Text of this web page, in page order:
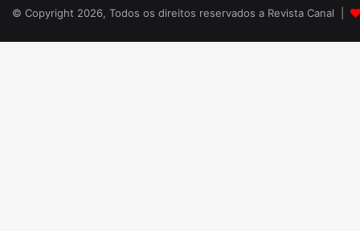
© Copyright 2026, Todos os direitos reservados a Revista Canal |